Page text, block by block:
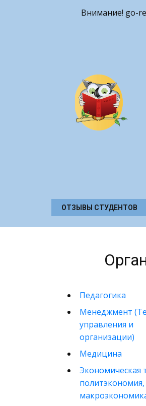
Внимание! ​go-
ОТЗЫВЫ СТУДЕНТОВ
Педагогика
Менеджмент
управления и
организации)
Медицина
Экономическая
политэкономия,